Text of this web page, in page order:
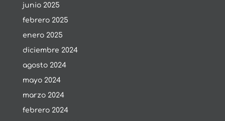
junio 2025
febrero 2025
enero 2025
diciembre 2024
agosto 2024
mayo 2024
marzo 2024
febrero 2024